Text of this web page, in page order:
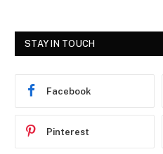
STAY IN TOUCH
Facebook
Pinterest